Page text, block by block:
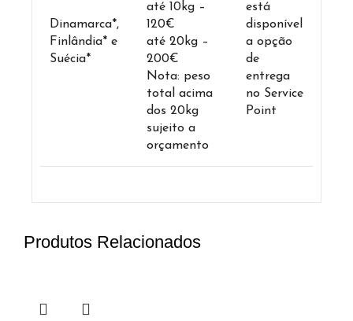
Dinamarca*,
Finlândia* e
Suécia*
até 10kg –
120€
até 20kg –
200€
Nota: peso
total acima
dos 20kg
sujeito a
orçamento
está
disponível
a opção
de
entrega
no Service
Point
Produtos Relacionados